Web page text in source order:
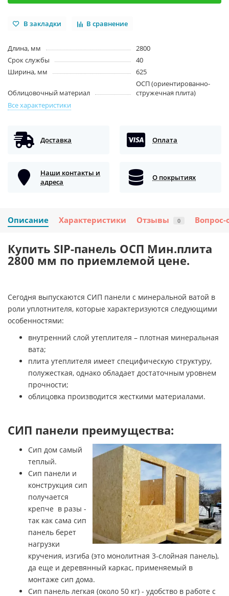
В закладки В сравнение
Длина, мм
2800
Срок службы
40
Ширина, мм
625
Облицовочный материал
ОСП (ориентированно-
стружечная плита)
Все характеристики
Доставка Оплата
Наши контакты и
адреса
О покрытиях
Описание Характеристики Отзывы 0 Вопрос-
Купить SIP-панель ОСП Мин.плита
2800 мм по приемлемой цене.
Сегодня выпускаются СИП панели с минеральной ватой в
роли уплотнителя, которые характеризуются следующими
особенностями:
внутренний слой утеплителя – плотная минеральная
вата;
плита утеплителя имеет специфическую структуру,
полужесткая, однако обладает достаточным уровнем
прочности;
облицовка производится жесткими материалами.
СИП панели преимущества:
Сип дом самый
теплый.
Сип панели и
конструкция сип
получается
крепче в разы -
так как сама сип
панель берет
нагрузки
кручения, изгиба (это монолитная 3-слойная панель),
да еще и деревянный каркас, применяемый в
монтаже сип дома.
Сип панель легкая (около 50 кг) - удобство в работе с